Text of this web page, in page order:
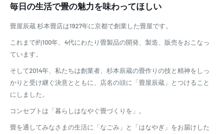
毎日の生活で畳の魅力を味わってほしい
畳屋辰蔵 杉本畳店は1927年に京都で創業した畳屋です。
これまで約100年、4代にわたり畳製品の開発、製造、販売をおこなっ
ています。
そして2014年、私たちは創業者、杉本辰蔵の畳作りの技と精神をしっ
かりと受け継ぐ決意とともに、店名の頭に「畳屋辰蔵」とつけること
にしました。
コンセプトは「暮らしはなやぐ畳づくりを」。
畳を通してみなさまの生活に「なごみ」と「はなやぎ」をお届けした